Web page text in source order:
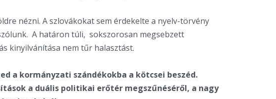
nézni. A szlovákokat sem érdekelte a nyelv-törvény
A határon túli, sokszorosan megsebzett
kinyilvánítása nem tűr halasztást.
a kormányzati szándékokba a kötcsei beszéd.
a duális politikai erőtér megszűnéséről, a nagy